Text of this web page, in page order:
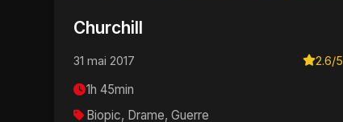
Churchill
31 mai 2017 2.6/5
1h 45min
Biopic, Drame, Guerre